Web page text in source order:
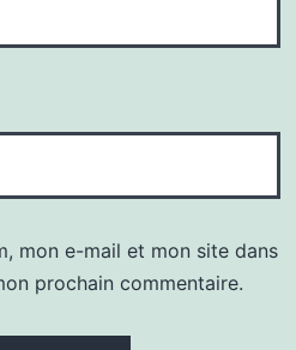
mon e-mail et mon site dans
prochain commentaire.